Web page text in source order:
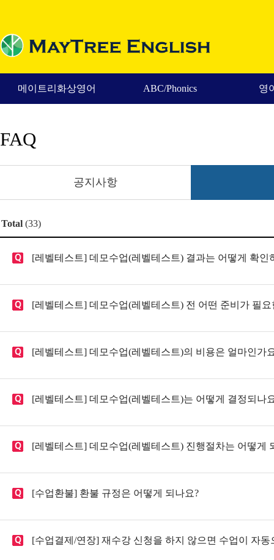
메이트리화상영어 ABC/Phonics 영
FAQ
공지사항
Total (33)
[레벨테스트] 데모수업(레벨테스트) 결과는 어떻게 확인
[레벨테스트] 데모수업(레벨테스트) 전 어떤 준비가 필요
[레벨테스트] 데모수업(레벨테스트)의 비용은 얼마인가
[레벨테스트] 데모수업(레벨테스트)는 어떻게 결정되나
[레벨테스트] 데모수업(레벨테스트) 진행절차는 어떻게
[수업환불] 환불 규정은 어떻게 되나요?
[수업결제/연장] 재수강 신청을 하지 않으면 수업이 자동